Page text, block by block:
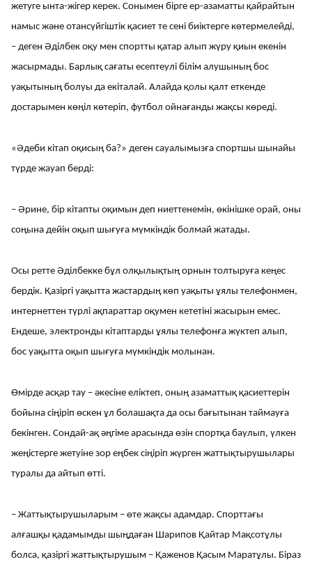
жетуге ынта-жігер керек. Сонымен бірге ер-азаматты қайрайтын
намыс және отансүйгіштік қасиет те сені биіктерге көтермелейді,
– деген Әділбек оқу мен спортты қатар алып жүру қиын екенін
жасырмады. Барлық сағаты есептеулі білім алушының бос
уақытының болуы да екіталай. Алайда қолы қалт еткенде
достарымен көңіл көтеріп, футбол ойнағанды жақсы көреді.
«Әдеби кітап оқисың ба?» деген сауалымызға спортшы шынайы
түрде жауап берді:
– Әрине, бір кітапты оқимын деп ниеттенемін, өкінішке орай, оны
соңына дейін оқып шығуға мүмкіндік болмай жатады.
Осы ретте Әділбекке бұл олқылықтың орнын толтыруға кеңес
бердік. Қазіргі уақытта жастардың көп уақыты ұялы телефонмен,
интернеттен түрлі ақпараттар оқумен кететіні жасырын емес.
Ендеше, электронды кітаптарды ұялы телефонға жүктеп алып,
бос уақытта оқып шығуға мүмкіндік молынан.
Өмірде асқар тау – әкесіне еліктеп, оның азаматтық қасиеттерін
бойына сіңіріп өскен ұл болашақта да осы бағытынан таймауға
бекінген. Сондай-ақ әңгіме арасында өзін спортқа баулып, үлкен
жеңістерге жетуіне зор еңбек сіңіріп жүрген жаттықтырушылары
туралы да айтып өтті.
– Жаттықтырушыларым – өте жақсы адамдар. Спорттағы
алғашқы қадамымды шыңдаған Шарипов Қайтар Мақсотұлы
болса, қазіргі жаттықтырушым – Қаженов Қасым Маратұлы. Біраз